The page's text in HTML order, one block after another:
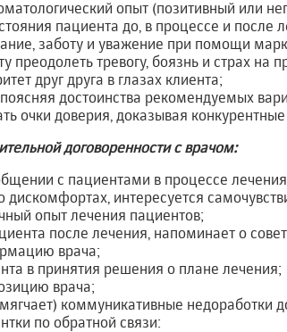
опыт (позитивный или
пациента до, в процессе и после
заботу и уважение при помощи
преодолеть тревогу, боязнь и страх на
друг друга в глазах клиента;
достоинства рекомендуемых
очки доверия, доказывая
договоренности с врачом:
с пациентами в процессе
дискомфортах, интересуется
опыт лечения пациентов;
после лечения, напоминает о
врача;
в принятия решения о плане лечения;
врача;
коммуникативные недоработки
по обратной связи: